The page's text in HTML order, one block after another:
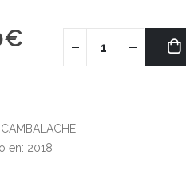
€
en: 2018